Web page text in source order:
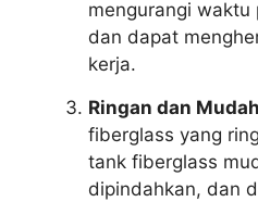
mengurangi waktu
dan dapat
kerja.
Ringan dan
fiberglass yang
tank fiberglass
dipindahkan, dan